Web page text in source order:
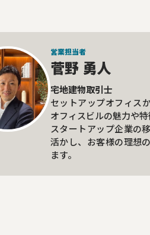
営業担当者
菅野 勇人
宅地建物取引士
セットアップオフィス
オフィスビルの魅力や
スタートアップ企業の
活かし、お客様の理想
ます。